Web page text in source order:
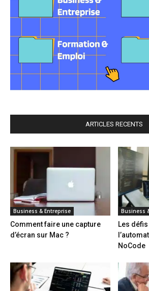
ARTICLES RECENTS
Business & Entreprise
Comment faire une capture
d’écran sur Mac ?
Business
Les
NoCode